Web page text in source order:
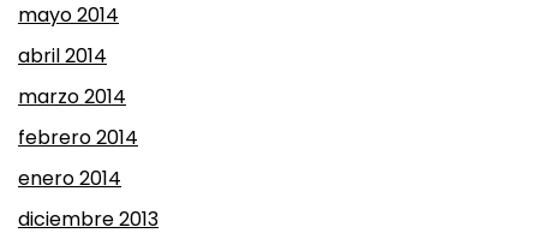
mayo 2014
abril 2014
marzo 2014
febrero 2014
enero 2014
diciembre 2013